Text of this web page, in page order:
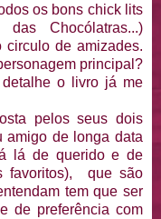
os bons chick lits
Chocólatras...)
de amizades.
principal?
o livro já me
pelos seus dois
amigo de longa data
lá de querido e de
favoritos), que são
tem que ser
de preferência com